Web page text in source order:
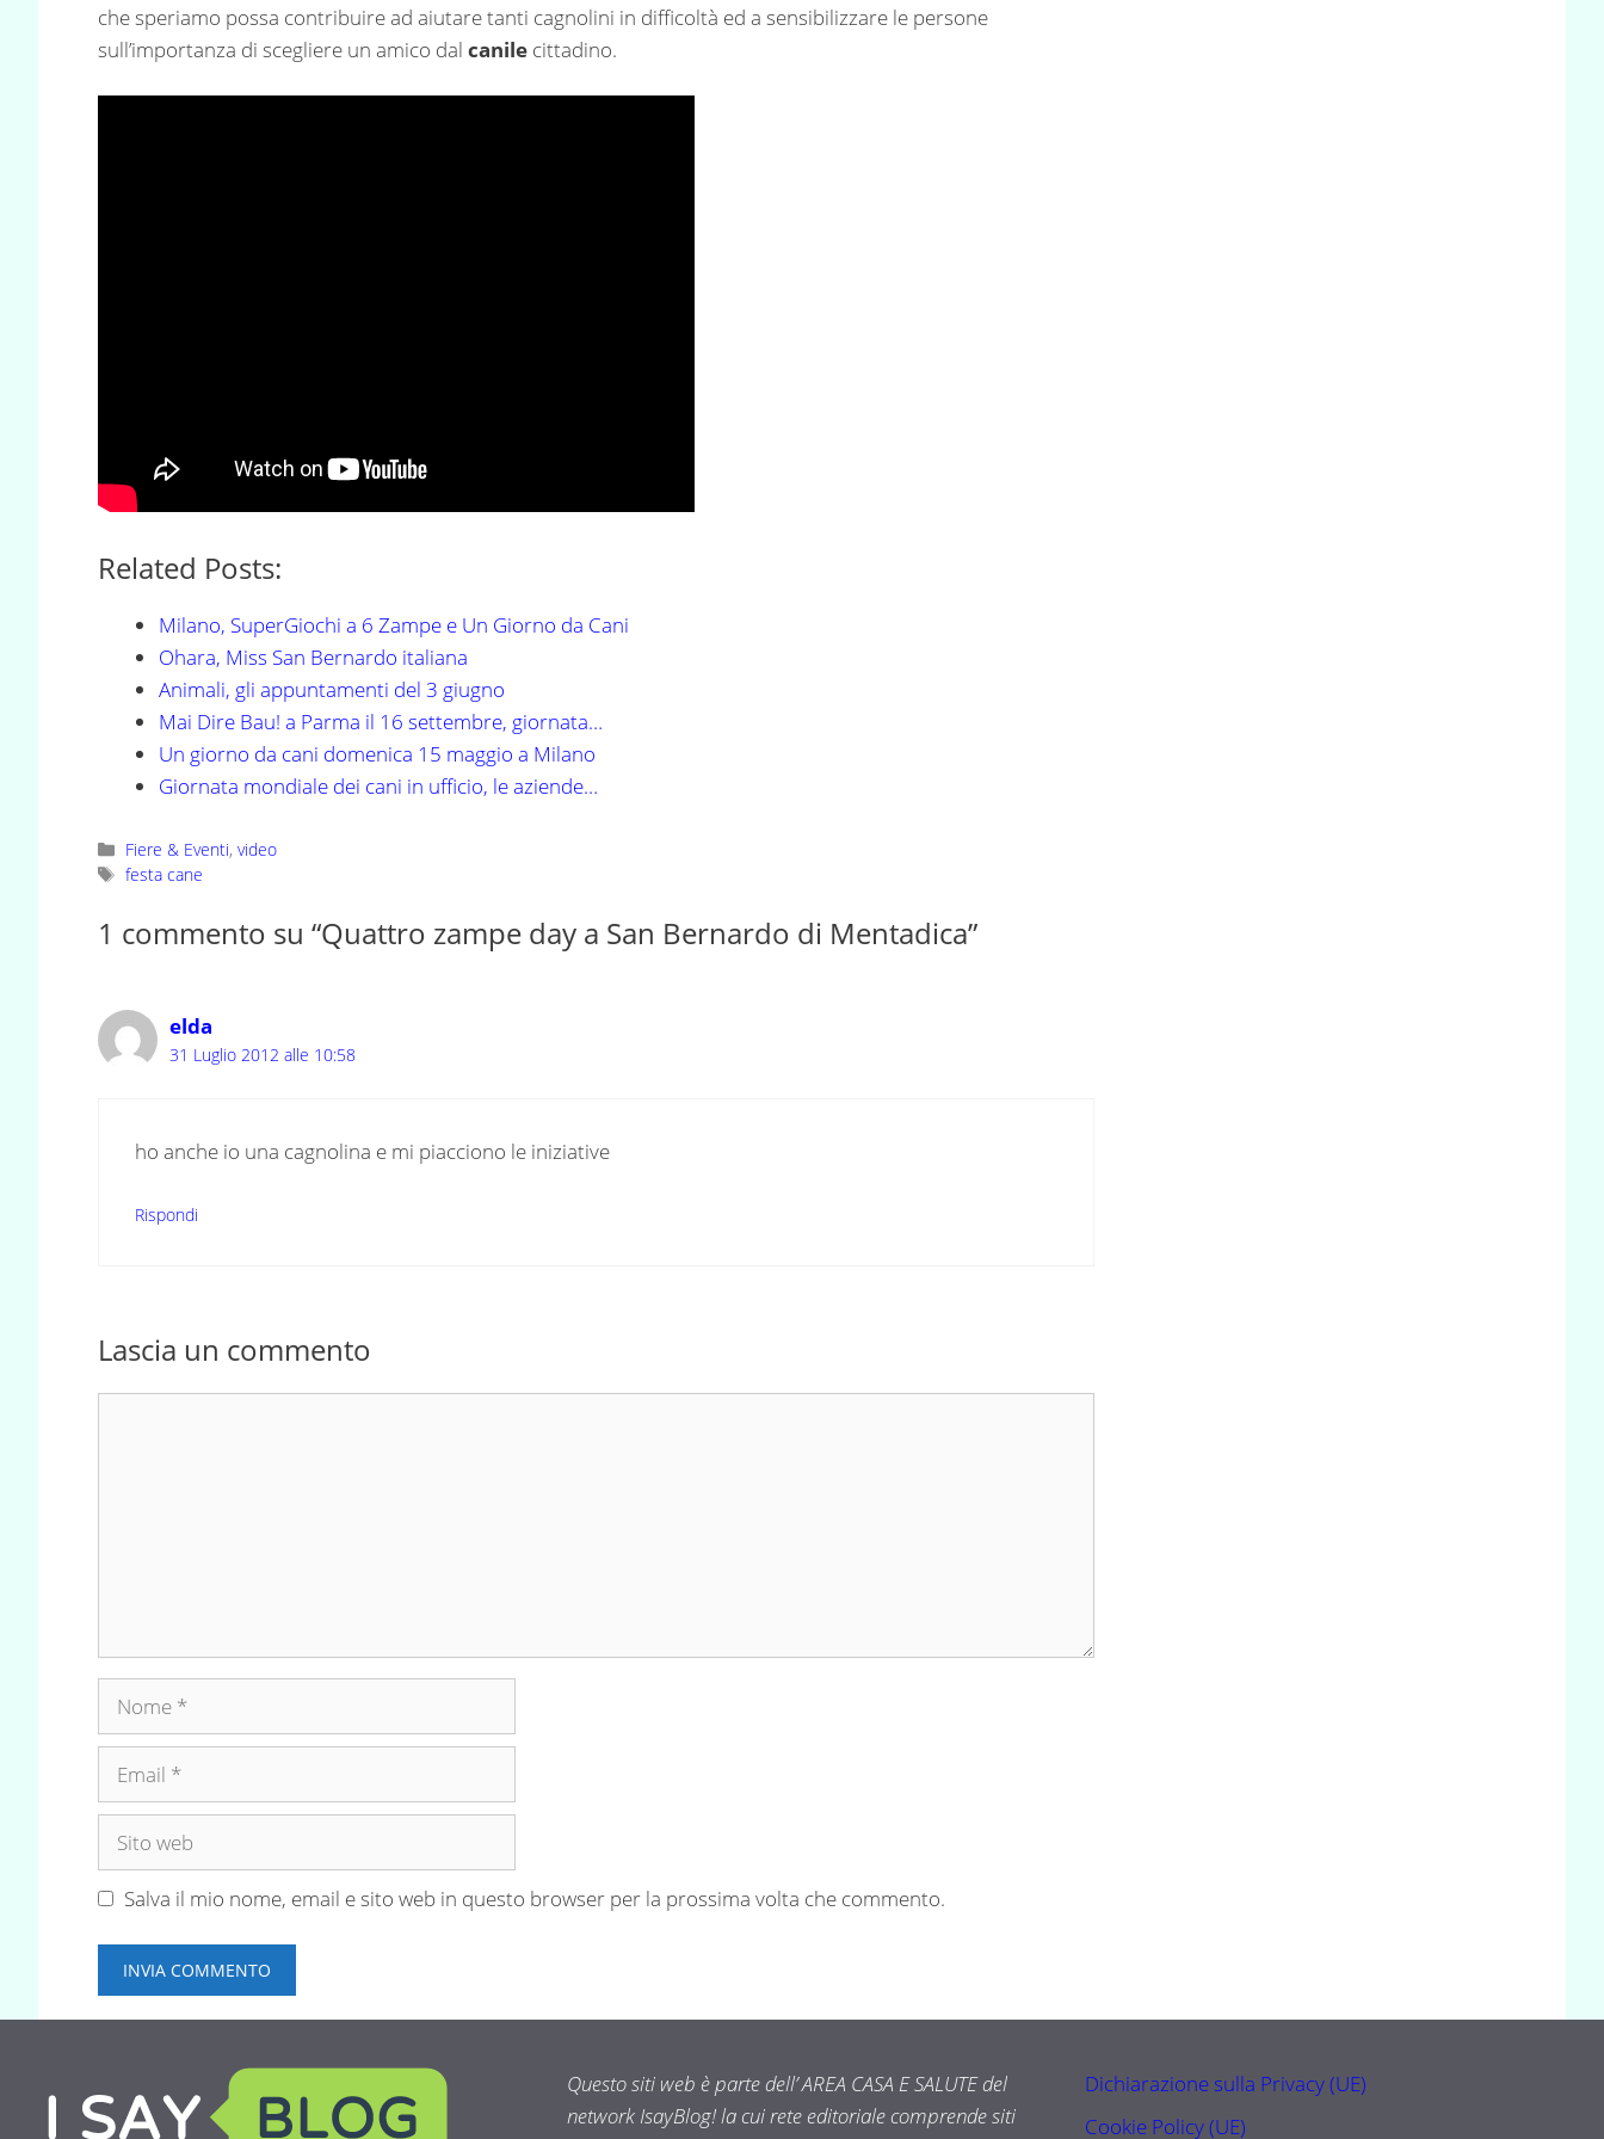
che speriamo possa contribuire ad aiutare tanti cagnolini in difficoltà ed a sensibilizzare le persone
sull’importanza di scegliere un amico dal canile cittadino.
Related Posts:
Milano, SuperGiochi a 6 Zampe e Un Giorno da Cani
Ohara, Miss San Bernardo italiana
Animali, gli appuntamenti del 3 giugno
Mai Dire Bau! a Parma il 16 settembre, giornata…
Un giorno da cani domenica 15 maggio a Milano
Giornata mondiale dei cani in ufficio, le aziende…
Categorie
Fiere & Eventi,video
Tag
festa cane
1 commento su “Quattro zampe day a San Bernardo di Mentadica”
elda
31 Luglio 2012 alle 10:58
ho anche io una cagnolina e mi piacciono le iniziative
Rispondi
Lascia un commento
Nome
Email
Sito
Salva il mio nome, email e sito web in questo browser per la prossima volta che commento.
Questo siti web è parte dell’ AREA CASA E SALUTE del
network IsayBlog! la cui rete editoriale comprende siti
Dichiarazione sulla Privacy (UE)
Cookie Policy (UE)